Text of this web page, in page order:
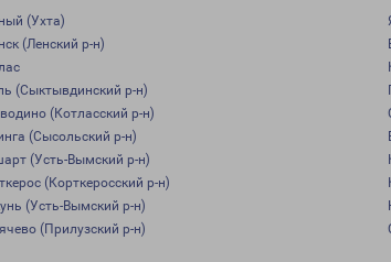
(Ухта)
(Ленский р-н)
(Сыктывдинский р-н)
(Котласский р-н)
(Сысольский р-н)
(Усть-Вымский р-н)
(Корткеросский р-н)
(Усть-Вымский р-н)
(Прилузский р-н)